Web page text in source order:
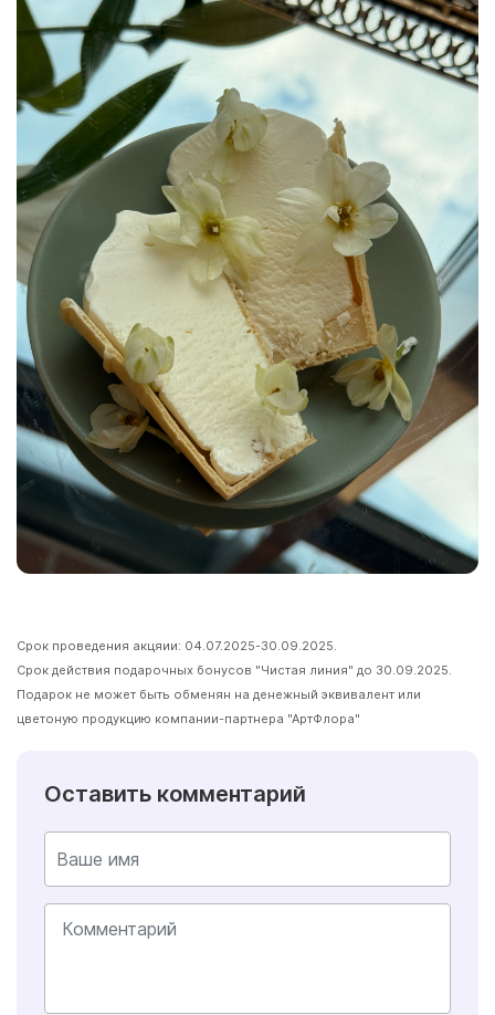
Срок проведения акцяии: 04.07.2025-30.09.2025.
Срок действия подарочных бонусов "Чистая линия" до 30.09.2025.
Подарок не может быть обменян на денежный эквивалент или
цветоную продукцию компании-партнера "АртФлора"
Оставить комментарий